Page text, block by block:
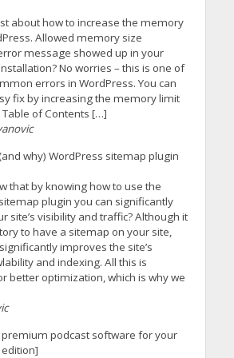
about how to increase the memory
Allowed memory size
message showed up in your
No worries – this is one of
errors in WordPress. You can
fix by increasing the memory limit
Table of Contents […]
why) WordPress sitemap plugin
that by knowing how to use the
plugin you can significantly
site’s visibility and traffic? Although it
to have a sitemap on your site,
improves the site’s
and indexing. All this is
better optimization, which is why we
podcast software for your